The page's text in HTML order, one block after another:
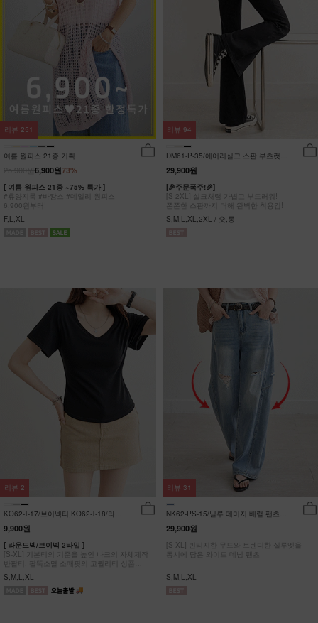
여름 원피스 21종 기획
73%
6,900원
[ 여름 원피스 21종 ~75% 특가 ]
#휴양지룩 #바캉스 #데일리 원피스
6,900원부터!
F,L,XL
리뷰 251
DM61-P-35/에어리실크 스판 부츠컷팬
츠_DY
29,900원
[🎉주문폭주!🎉]
[S-2XL] 실크처럼 가볍고 부드러워!
쫀쫀한 스판까지 더해 완벽한 착용감!
S,M,L,XL,2XL / 숏,롱
리뷰 94
KO62-T-17/브이넥티,KO62-T-18/라운
드티_YN
9,900원
[ 라운드넥/브이넥 2타입 ]
[S-XL] 기본티의 기준을 높인 나크의 자체제작
반팔티. 팔뚝소멸 소매핏의 고퀄리티 상품
#NAK MADE.
S,M,L,XL
리뷰 2
NK62-PS-15/닐루 데미지 배럴 팬츠
_HR
29,900원
[S-XL] 빈티지한 무드와 트렌디한 실루엣을
동시에 담은 와이드 데님 팬츠
S,M,L,XL
리뷰 31